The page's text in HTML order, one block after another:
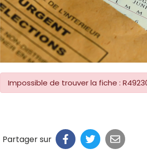
Impossible de trouver la fiche :
Partager sur